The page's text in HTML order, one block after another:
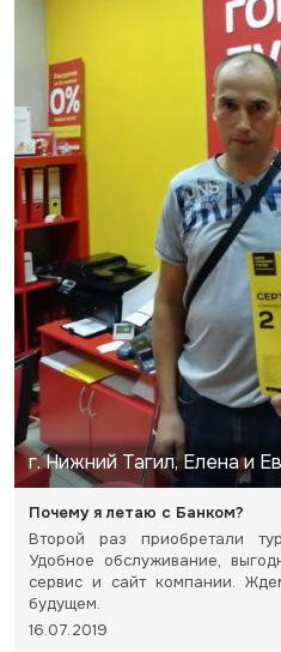
г. Нижний Тагил, Елена и
Почему я летаю с Банком?
Второй раз приобретали
Удобное обслуживание,
сервис и сайт компании.
будущем.
16.07.2019